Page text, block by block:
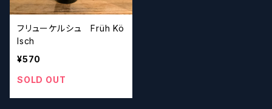
フリューケルシュ Früh Kö
lsch
¥570
SOLD OUT